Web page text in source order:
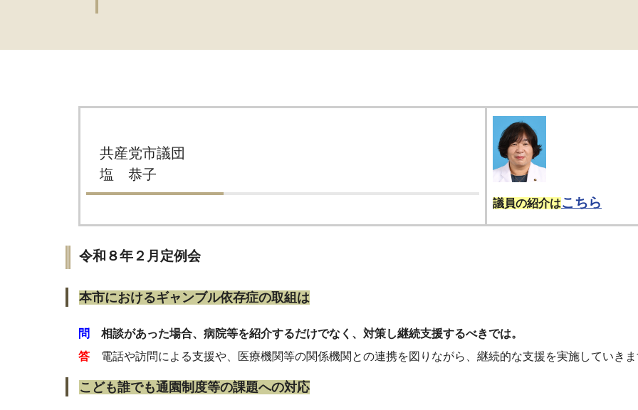
共産党市議団
塩 恭子
議員の紹介はこちら
令和８年２月定例会
本市におけるギャンブル依存症の取組は
問
相談があった場合、病院等を紹介するだけでなく、対策し継続支援するべきでは。
答
電話や訪問による支援や、医療機関等の関係機関との連携を図りながら、継続的な支援を実施していきま
こども誰でも通園制度等の課題への対応